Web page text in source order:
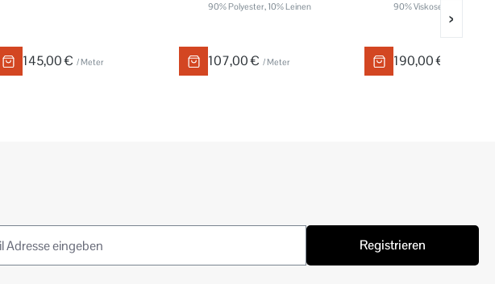
145,00 € / Meter
90% Polyester, 10% Leinen
107,00 € / Meter
90% Viskose, 10%
190,00 €
›
Registrieren